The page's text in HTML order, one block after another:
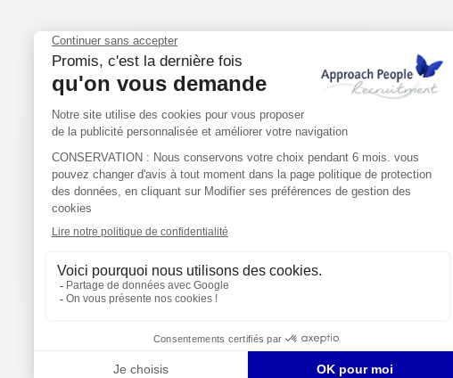
Unsere Fachgebiete
Entdecken Sie die Kompetenzbereiche unserer Agentur in Nizza
TECHNOLOGIE/DIGITALES